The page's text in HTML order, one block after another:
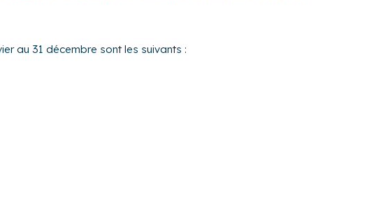
au 31 décembre sont les suivants :